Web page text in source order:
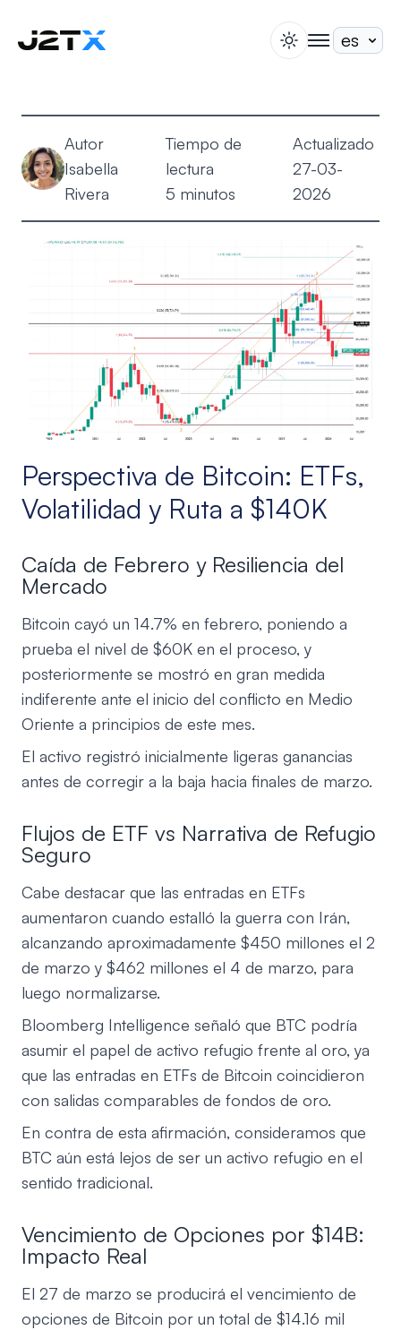
Blog
Ayuda
Acerca de
Abrir Cuenta
Iniciar Sesión
switch theme
togglenav
Autor
Isabella
Rivera
Tiempo de
lectura
5 minutos
Actualizado
27-03-
2026
Perspectiva de Bitcoin: ETFs,
Volatilidad y Ruta a $140K
Caída de Febrero y Resiliencia del
Mercado
Bitcoin cayó un 14.7% en febrero, poniendo a
prueba el nivel de $60K en el proceso, y
posteriormente se mostró en gran medida
indiferente ante el inicio del conflicto en Medio
Oriente a principios de este mes.
El activo registró inicialmente ligeras ganancias
antes de corregir a la baja hacia finales de marzo.
Flujos de ETF vs Narrativa de Refugio
Seguro
Cabe destacar que las entradas en ETFs
aumentaron cuando estalló la guerra con Irán,
alcanzando aproximadamente $450 millones el 2
de marzo y $462 millones el 4 de marzo, para
luego normalizarse.
Bloomberg Intelligence señaló que BTC podría
asumir el papel de activo refugio frente al oro, ya
que las entradas en ETFs de Bitcoin coincidieron
con salidas comparables de fondos de oro.
En contra de esta afirmación, consideramos que
BTC aún está lejos de ser un activo refugio en el
sentido tradicional.
Vencimiento de Opciones por $14B:
Impacto Real
El 27 de marzo se producirá el vencimiento de
opciones de Bitcoin por un total de $14.16 mil